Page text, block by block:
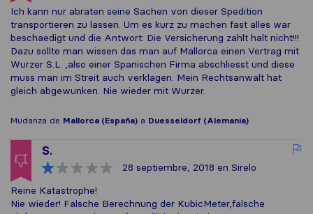
Ich kann nur abraten seine Sachen von dieser Spedition
transportieren zu lassen. Um es kurz zu machen fast alles war
beschaedigt und die Antwort: Die Versicherung zahlt halt nicht!!!
Dazu sollte man wissen das man auf Mallorca einen Vertrag mit
Wurzer S.L. ,also einer Spanischen Firma abschliesst und diese
muss man im Streit auch verklagen. Mein Rechtsanwalt hat
gleich abgewunken. Nie wieder mit Wurzer.
Mudanza de Mallorca (España) a Duesseldorf (Alemania)
S.
28 septiembre, 2018 en Sirelo
Reine Katastrophe!
Nie wieder! Falsche Berechnung der KubicMeter,falsche